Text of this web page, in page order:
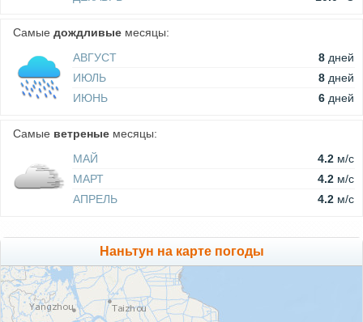
Самые дождливые месяцы:
АВГУСТ
8 дней
ИЮЛЬ
8 дней
ИЮНЬ
6 дней
Самые ветреные месяцы:
МАЙ
4.2 м/c
МАРТ
4.2 м/c
АПРЕЛЬ
4.2 м/c
Наньтун на карте погоды